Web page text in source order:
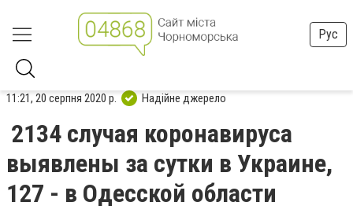
Рус
11:21, 20 серпня 2020 р. Надійне джерело
2134 случая коронавируса
выявлены за сутки в Украине,
127 - в Одесской области